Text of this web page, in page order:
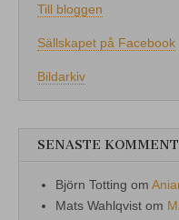
Till bloggen
Sällskapet på Facebook
Bildarkiv
SENASTE
Björn Totting om
Mats Wahlqvist om